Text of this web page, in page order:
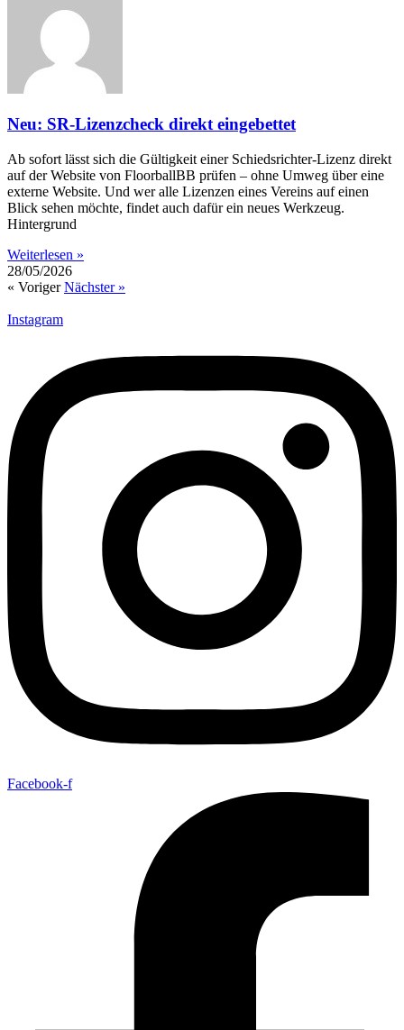
Neu: SR-Lizenzcheck direkt eingebettet
Ab sofort lässt sich die Gültigkeit einer Schiedsrichter-Lizenz direkt
auf der Website von FloorballBB prüfen – ohne Umweg über eine
externe Website. Und wer alle Lizenzen eines Vereins auf einen
Blick sehen möchte, findet auch dafür ein neues Werkzeug.
Hintergrund
Weiterlesen »
28/05/2026
« Voriger Nächster »
Instagram
Facebook-f